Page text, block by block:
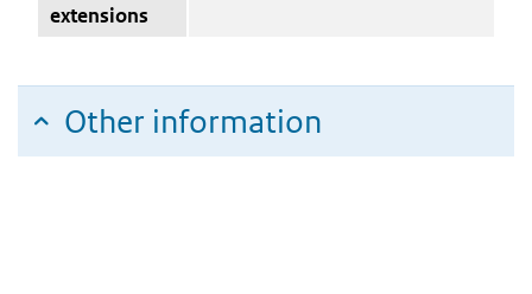
extensions
Other information